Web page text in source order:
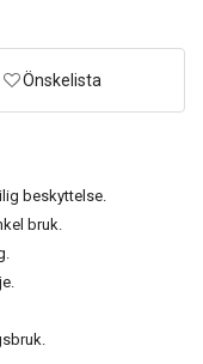
beskyttelse.
bruk.
Önskelista